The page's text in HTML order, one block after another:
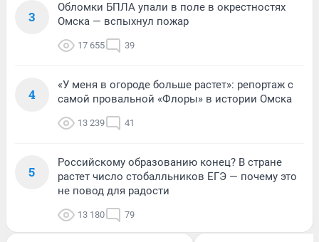
3
Обломки БПЛА упали в поле в окрестностях
Омска — вспыхнул пожар
17 655 39
4
«У меня в огороде больше растет»: репортаж с
самой провальной «Флоры» в истории Омска
13 239 41
5
Российскому образованию конец? В стране
растет число стобалльников ЕГЭ — почему это
не повод для радости
13 180 79